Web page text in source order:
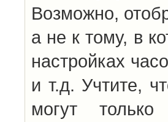
Возможно,
а не к тому, в
настройках
и т.д. Учтите,
могут